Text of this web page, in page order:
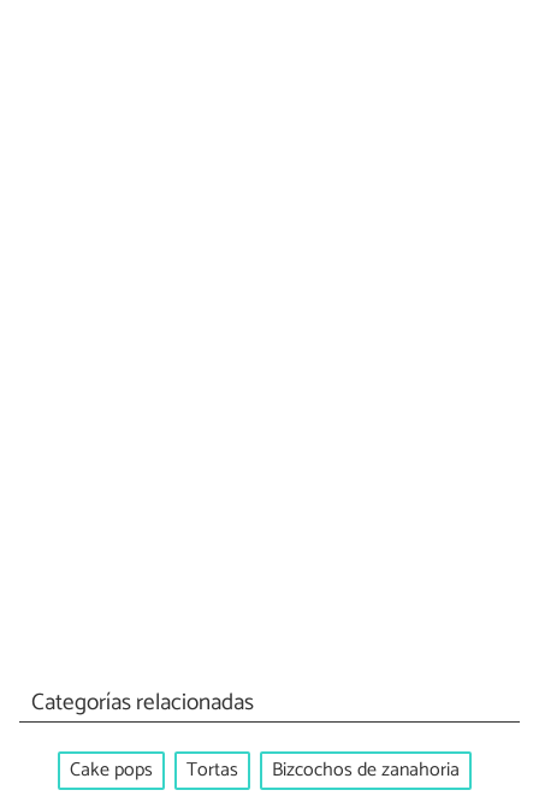
Categorías relacionadas
Cake pops Tortas
Bizcochos de zanahoria